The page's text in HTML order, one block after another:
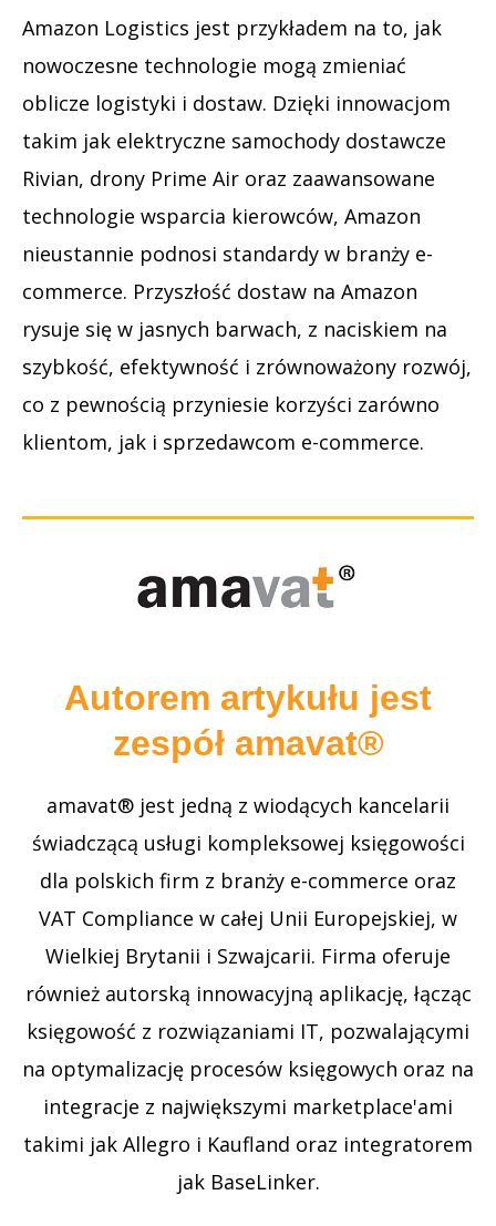
Amazon Logistics jest przykładem na to, jak
nowoczesne technologie mogą zmieniać
oblicze logistyki i dostaw. Dzięki innowacjom
takim jak elektryczne samochody dostawcze
Rivian, drony Prime Air oraz zaawansowane
technologie wsparcia kierowców, Amazon
nieustannie podnosi standardy w branży e-
commerce. Przyszłość dostaw na Amazon
rysuje się w jasnych barwach, z naciskiem na
szybkość, efektywność i zrównoważony rozwój,
co z pewnością przyniesie korzyści zarówno
klientom, jak i sprzedawcom e-commerce.
Autorem artykułu jest
zespół amavat®
amavat® jest jedną z wiodących kancelarii
świadczącą usługi kompleksowej księgowości
dla polskich firm z branży e-commerce oraz
VAT Compliance w całej Unii Europejskiej, w
Wielkiej Brytanii i Szwajcarii. Firma oferuje
również autorską innowacyjną aplikację, łącząc
księgowość z rozwiązaniami IT, pozwalającymi
na optymalizację procesów księgowych oraz na
integracje z największymi marketplace'ami
takimi jak Allegro i Kaufland oraz integratorem
jak BaseLinker.